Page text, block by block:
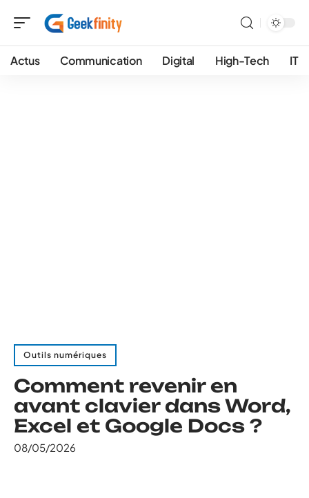
Actus Communication Digital High-Tech IT
Outils numériques
Comment revenir en
avant clavier dans Word,
Excel et Google Docs ?
08/05/2026